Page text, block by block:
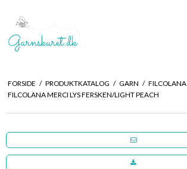
FORSIDE / PRODUKTKATALOG / GARN / FILCOLANA
FILCOLANA MERCI LYS FERSKEN/LIGHT PEACH